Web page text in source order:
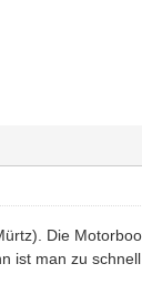
Die
ist man zu schnell